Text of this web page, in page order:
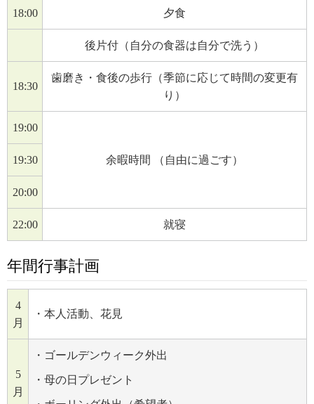
18:00 夕食
後片付（自分の食器は自分で洗う）
18:30
歯磨き・食後の歩行（季節に応じて時間の変更有
り）
19:00
余暇時間 （自由に過ごす）
19:30
20:00
22:00 就寝
年間行事計画
4
月
・本人活動、花見
5
月
・ゴールデンウィーク外出
・母の日プレゼント